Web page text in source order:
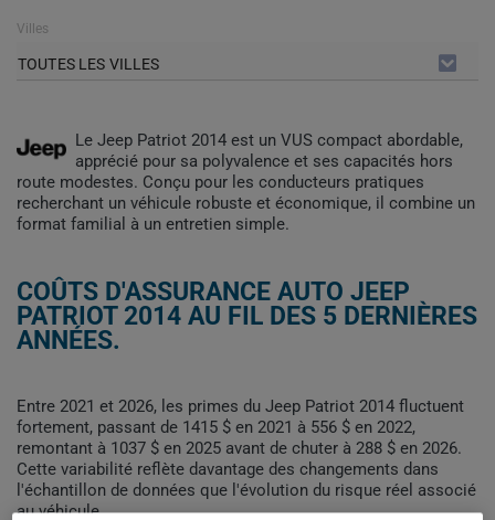
Villes
TOUTES LES VILLES
Le Jeep Patriot 2014 est un VUS compact abordable,
apprécié pour sa polyvalence et ses capacités hors
route modestes. Conçu pour les conducteurs pratiques
recherchant un véhicule robuste et économique, il combine un
format familial à un entretien simple.
COÛTS D'ASSURANCE AUTO JEEP
PATRIOT 2014 AU FIL DES 5 DERNIÈRES
ANNÉES.
Entre 2021 et 2026, les primes du Jeep Patriot 2014 fluctuent
fortement, passant de 1415 $ en 2021 à 556 $ en 2022,
remontant à 1037 $ en 2025 avant de chuter à 288 $ en 2026.
Cette variabilité reflète davantage des changements dans
l'échantillon de données que l'évolution du risque réel associé
au véhicule.